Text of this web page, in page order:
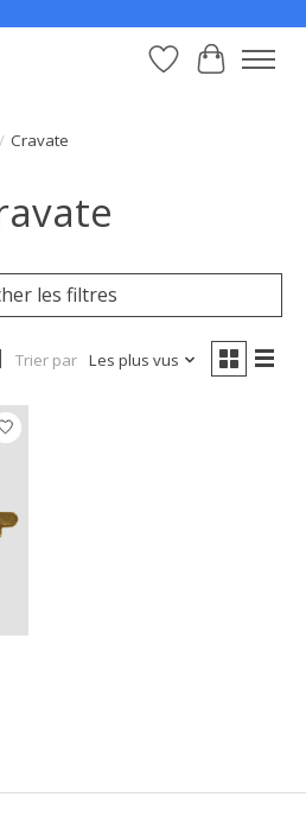
Liste dePanier
/ Cravate
les filtres
Trier par Les plus vus